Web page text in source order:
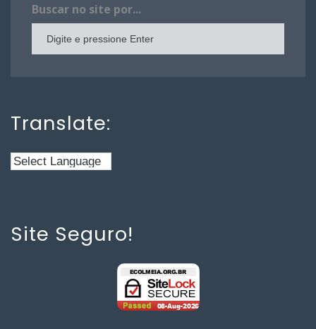
Buscar no site por...
Translate:
Site Seguro!